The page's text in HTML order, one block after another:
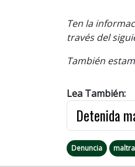
Ten la
través del
También
Lea También:
Detenida
Denuncia